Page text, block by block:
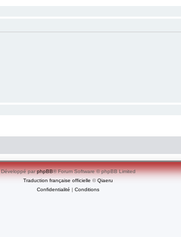
Développé parphpBB® Forum Software © phpBB Limited
Traduction française officielle ©Qiaeru
Confidentialité | Conditions